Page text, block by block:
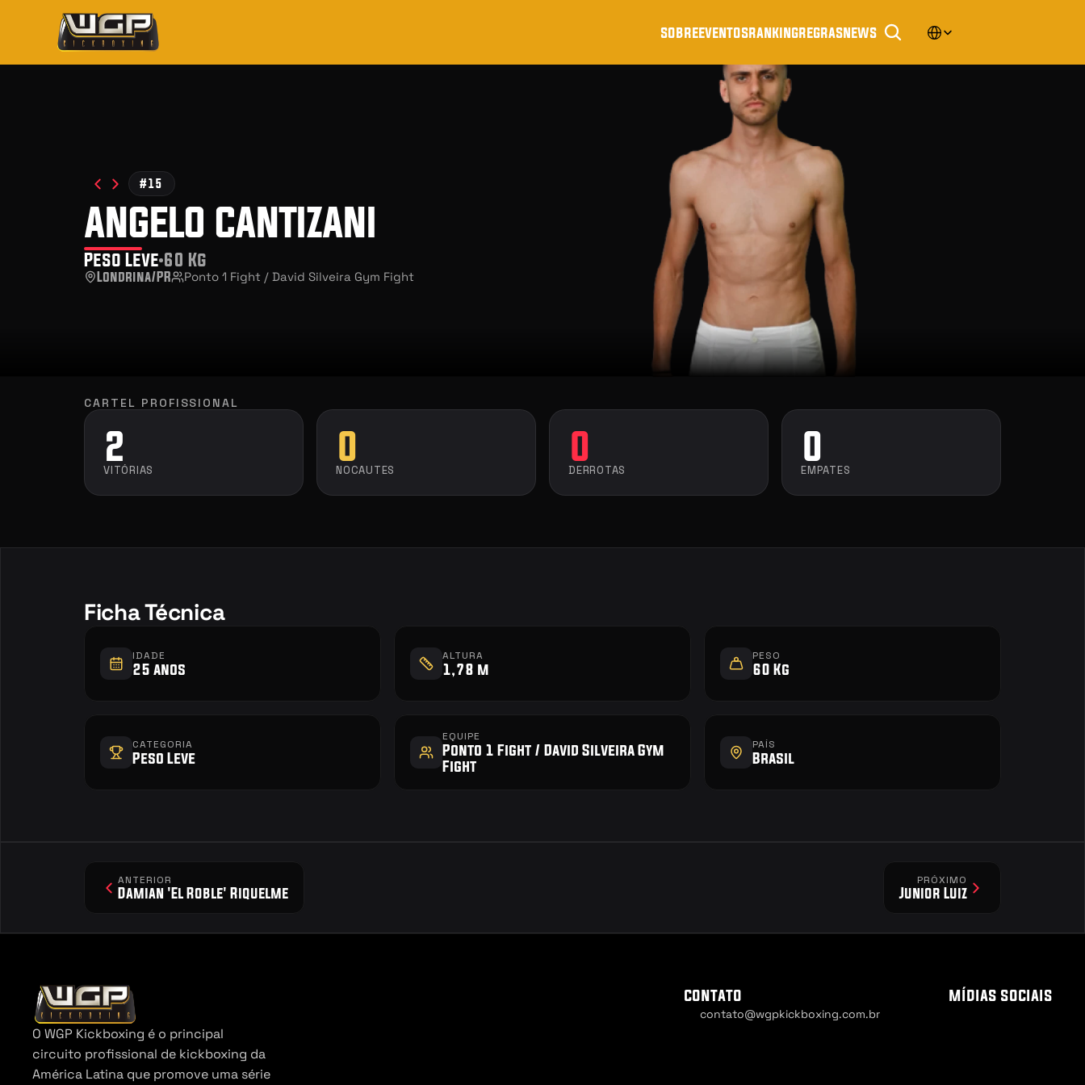
sobreeventosrankingregrasnews
#15
angelo cantizani
Peso Leve 60 Kg
Londrina/PR Ponto 1 Fight / David Silveira Gym Fight
CARTEL PROFISSIONAL
2
VITÓRIAS
0
NOCAUTES
0
DERROTAS
0
EMPATES
Ficha Técnica
IDADE
25 anos
ALTURA
1,78 m
PESO
60 Kg
CATEGORIA
Peso Leve
EQUIPE
Ponto 1 Fight / David Silveira Gym
Fight
PAÍS
Brasil
ANTERIOR
Damian 'El Roble' Riquelme
PRÓXIMO
Junior Luiz
O WGP Kickboxing é o principal
circuito profissional de kickboxing da
América Latina que promove uma série
contato
contato@wgpkickboxing.com.br
mídias sociais